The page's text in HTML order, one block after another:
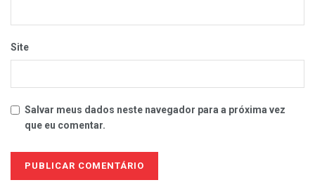
Site
Salvar meus dados neste navegador para a próxima vez
que eu comentar.